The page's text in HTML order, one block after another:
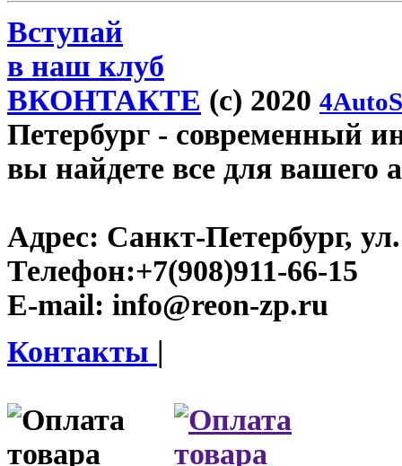
Вступай
в наш клуб
ВКОНТАКТЕ (c) 2020
Петербург - современный
вы найдете все для вашего
Адрес: Санкт-Петербург,
Телефон:+7(908)911-66-15
E-mail: info@reon-zp.ru
Контакты |